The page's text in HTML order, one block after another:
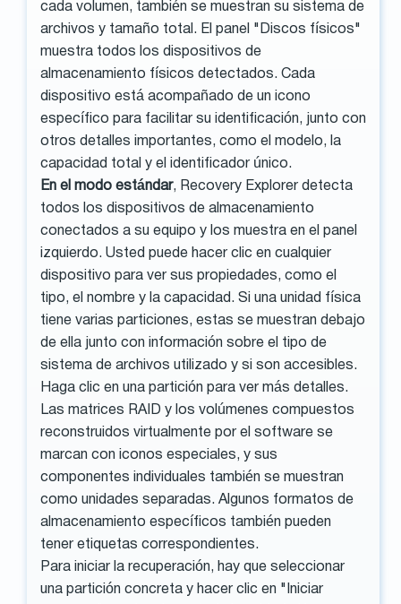
cada volumen, también se muestran su sistema de
archivos y tamaño total. El panel "Discos físicos"
muestra todos los dispositivos de
almacenamiento físicos detectados. Cada
dispositivo está acompañado de un icono
específico para facilitar su identificación, junto con
otros detalles importantes, como el modelo, la
capacidad total y el identificador único.
En el modo estándar, Recovery Explorer detecta
todos los dispositivos de almacenamiento
conectados a su equipo y los muestra en el panel
izquierdo. Usted puede hacer clic en cualquier
dispositivo para ver sus propiedades, como el
tipo, el nombre y la capacidad. Si una unidad física
tiene varias particiones, estas se muestran debajo
de ella junto con información sobre el tipo de
sistema de archivos utilizado y si son accesibles.
Haga clic en una partición para ver más detalles.
Las matrices RAID y los volúmenes compuestos
reconstruidos virtualmente por el software se
marcan con iconos especiales, y sus
componentes individuales también se muestran
como unidades separadas. Algunos formatos de
almacenamiento específicos también pueden
tener etiquetas correspondientes.
Para iniciar la recuperación, hay que seleccionar
una partición concreta y hacer clic en "Iniciar